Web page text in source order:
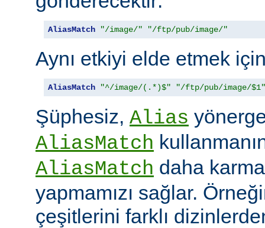
AliasMatch "/image/" "/ftp/pub/image/"
Aynı etkiyi elde etmek
AliasMatch "^/image/(.*)$" "/ftp/pub/image/$1"
Şüphesiz, Alias
AliasMatch
AliasMatch daha
yapmamızı sağlar.
çeşitlerini farklı